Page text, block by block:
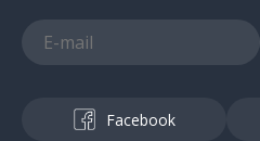
Facebook